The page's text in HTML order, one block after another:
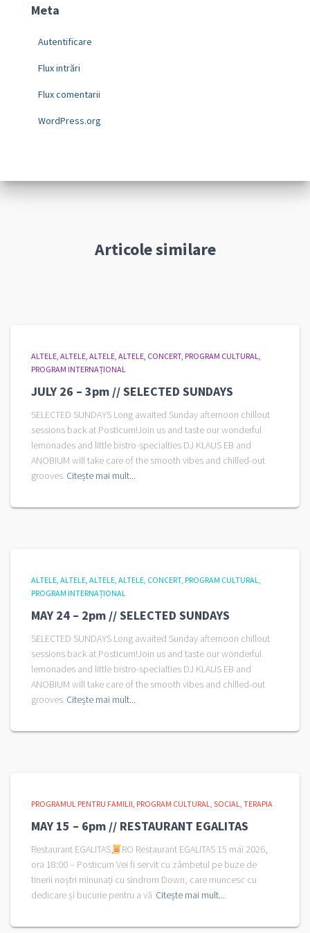
Meta
Autentificare
Flux intrări
Flux comentarii
WordPress.org
Articole similare
ALTELE ALTELE ALTELE ALTELE CONCERT PROGRAM CULTURAL
PROGRAM INTERNAȚIONAL
JULY 26 – 3pm // SELECTED SUNDAYS
SELECTED SUNDAYS Long awaited Sunday afternoon chillout
sessions back at Posticum!Join us and taste our wonderful
lemonades and little bistro-specialties DJ KLAUS EB and
ANOBIUM will take care of the smooth vibes and chilled-out
grooves Citește mai mult...
ALTELE ALTELE ALTELE ALTELE CONCERT PROGRAM CULTURAL
PROGRAM INTERNAȚIONAL
MAY 24 – 2pm // SELECTED SUNDAYS
SELECTED SUNDAYS Long awaited Sunday afternoon chillout
sessions back at Posticum!Join us and taste our wonderful
lemonades and little bistro-specialties DJ KLAUS EB and
ANOBIUM will take care of the smooth vibes and chilled-out
grooves Citește mai mult...
PROGRAMUL PENTRU FAMILII PROGRAM CULTURAL SOCIAL TERAPIA
MAY 15 – 6pm // RESTAURANT EGALITAS
Restaurant EGALITAS
RO Restaurant EGALITAS 15 mai 2026,
ora 18:00 – Posticum Vei fi servit cu zâmbetul pe buze de
tinerii noștri minunați cu sindrom Down, care muncesc cu
dedicare și bucurie pentru a vă Citește mai mult...